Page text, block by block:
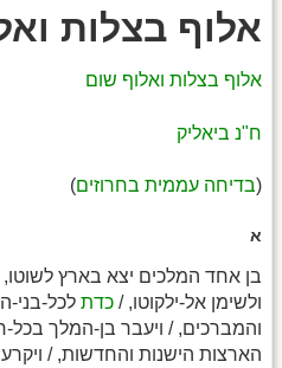
אלוף בצלות
אלוף בצלות ואלוף שום
ח"נ ביאליק
(בדיחה עממית בחרוזים)
א
בן אחד המלכים יצא בארץ
ולשימן אל-ילקוטו, / כדת לכל-בני-
והמברכים, / ויעבר בן-המלך
הארצות הישנות והחדשות, /